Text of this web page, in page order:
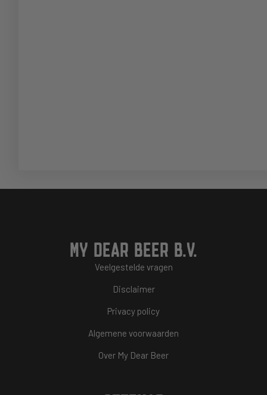
MY DEAR BEER B.V.
Veelgestelde vragen
Disclaimer
Privacy policy
Algemene voorwaarden
Over My Dear Beer